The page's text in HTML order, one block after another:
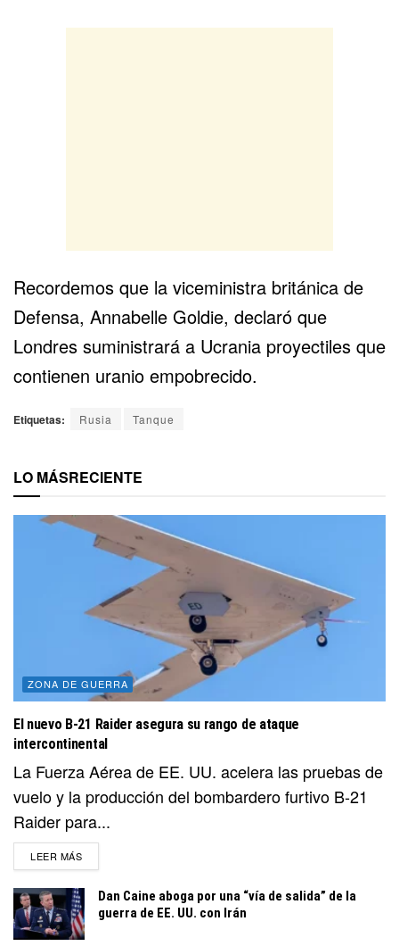
Recordemos que la viceministra británica de
Defensa, Annabelle Goldie, declaró que
Londres suministrará a Ucrania proyectiles que
contienen uranio empobrecido.
Etiquetas: Rusia Tanque
LO MÁSRECIENTE
ZONA DE GUERRA
El nuevo B-21 Raider asegura su rango de ataque
intercontinental
La Fuerza Aérea de EE. UU. acelera las pruebas de
vuelo y la producción del bombardero furtivo B-21
Raider para...
LEER MÁSDETAILS
Dan Caine aboga por una “vía de salida” de la
guerra de EE. UU. con Irán